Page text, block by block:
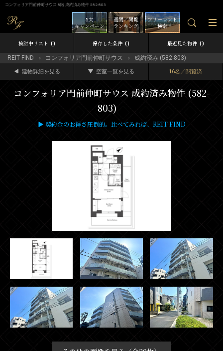
コンフォリア門前仲町サウス 8階 成約済み物件 582-803
フリーレント
検索
週間／閲覧
ランキング
5大
キャンペーン
検討中リスト 0 保存した条件 0 最近見た物件 0
REIT FIND コンフォリア門前仲町サウス 成約済み (582-803)
建物詳細を見る 空室一覧を見る 16名／閲覧済
コンフォリア門前仲町サウス 成約済み物件 (582-
803)
▶ 契約金のお得さ圧倒的。比べてみれば、REIT FIND